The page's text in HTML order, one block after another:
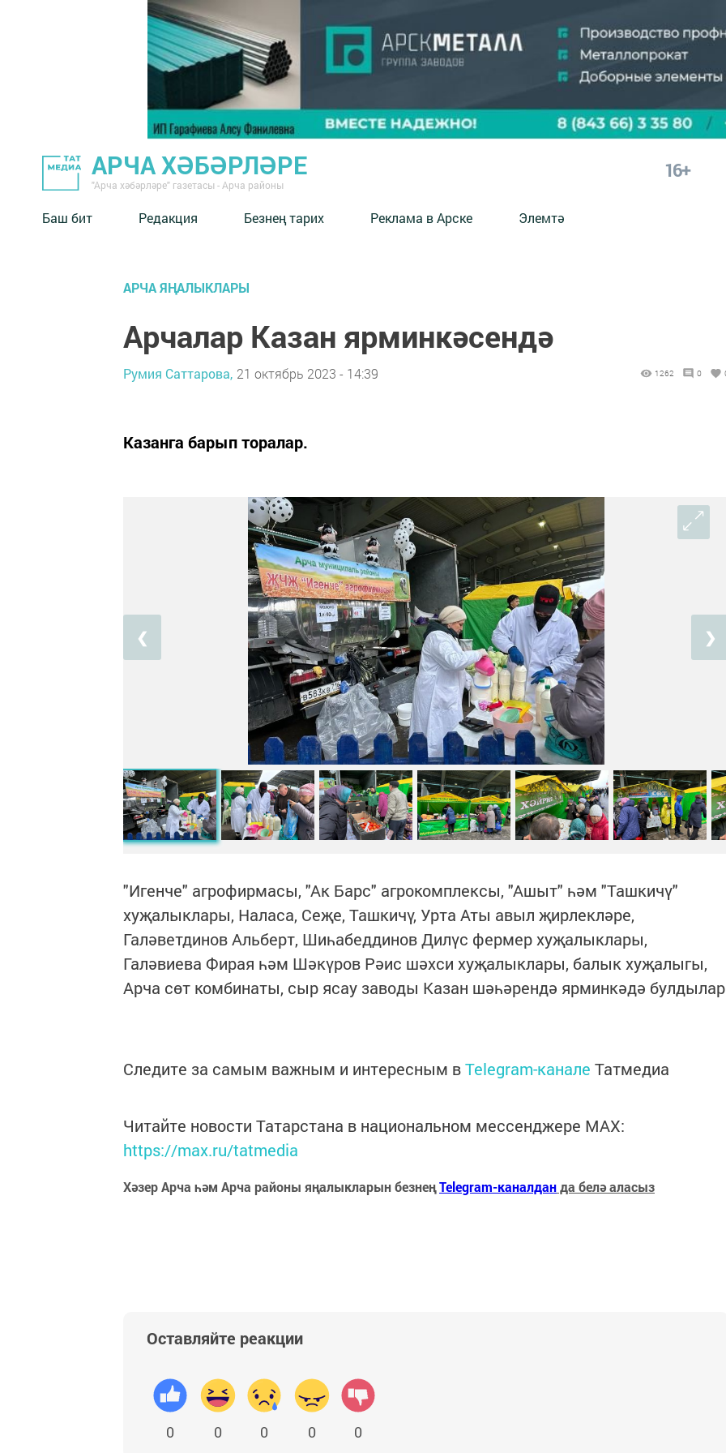
АРЧА ХӘБӘРЛӘРЕ
"Арча хәбәрләре" газетасы - Арча районы
16+
Баш бит Редакция Безнең тарих Реклама в Арске Элемтә
АРЧА ЯҢАЛЫКЛАРЫ
Арчалар Казан ярминкәсендә
Румия Саттарова, 21 октябрь 2023 - 14:39 1262 0
Казанга барып торалар.
❮ ❯
"Игенче" агрофирмасы, "Ак Барс" агрокомплексы, "Ашыт" һәм "Ташкичү"
хуҗалыклары, Наласа, Сеҗе, Ташкичү, Урта Аты авыл җирлекләре,
Галәветдинов Альберт, Шиһабеддинов Дилүс фермер хуҗалыклары,
Галәвиева Фирая һәм Шәкүров Рәис шәхси хуҗалыклары, балык хуҗалыгы,
Арча сөт комбинаты, сыр ясау заводы Казан шәһәрендә ярминкәдә
Следите за самым важным и интересным вTelegram-канале Татмедиа
Читайте новости Татарстана в национальном мессенджере MАХ:
https://max.ru/tatmedia
Хәзер Арча һәм Арча районы яңалыкларын безнеңTelegram-каналданда белә аласыз
Оставляйте реакции
0 0 0 0 0